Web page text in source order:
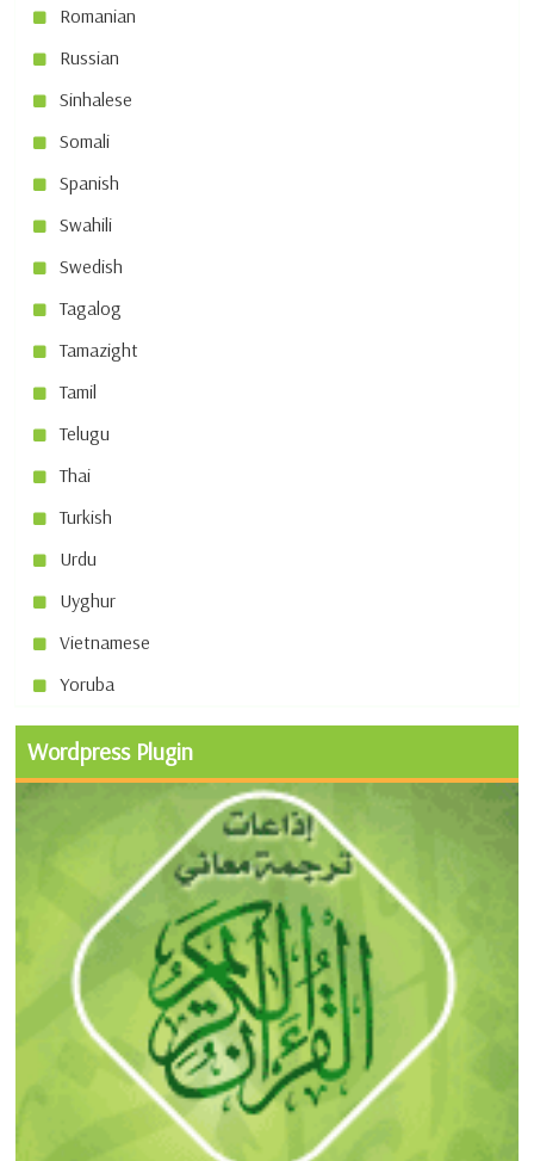
Romanian
Russian
Sinhalese
Somali
Spanish
Swahili
Swedish
Tagalog
Tamazight
Tamil
Telugu
Thai
Turkish
Urdu
Uyghur
Vietnamese
Yoruba
Wordpress Plugin